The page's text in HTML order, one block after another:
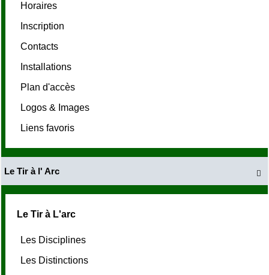
Horaires
Inscription
Contacts
Installations
Plan d'accès
Logos & Images
Liens favoris

Le Tir à l' Arc
Le Tir à L'arc
Les Disciplines
Les Distinctions